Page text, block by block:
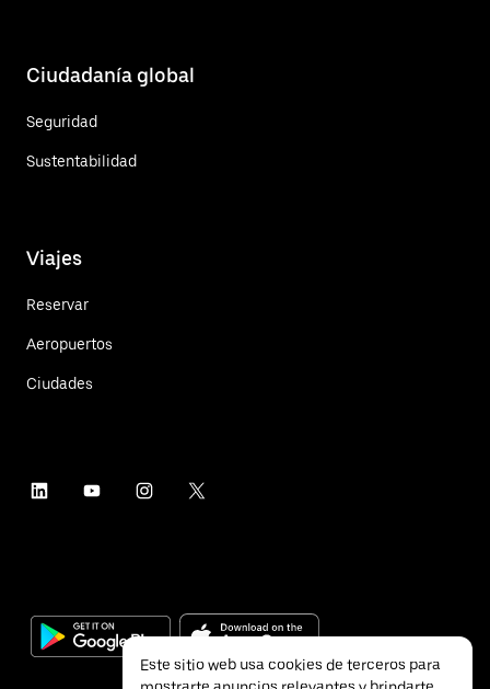
Ciudadanía global
Seguridad
Sustentabilidad
Viajes
Reservar
Aeropuertos
Ciudades
Este sitio web usa cookies de terceros para